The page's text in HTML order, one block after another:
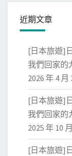
近期文章
[日本旅遊]
我們回家的
2026 年 4 月
[日本旅遊]
我們回家的
2025 年 10
[日本旅遊]